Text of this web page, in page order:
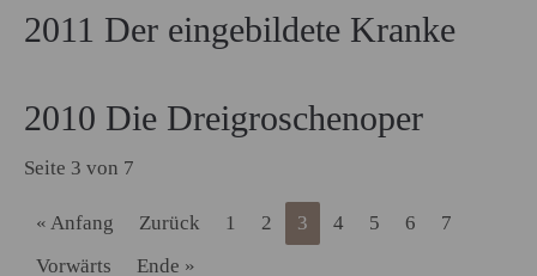
2011 Der eingebildete Kranke
2010 Die Dreigroschenoper
Seite 3 von 7
« Anfang Zurück 1 2 3 4 5 6
7
Vorwärts
Ende »